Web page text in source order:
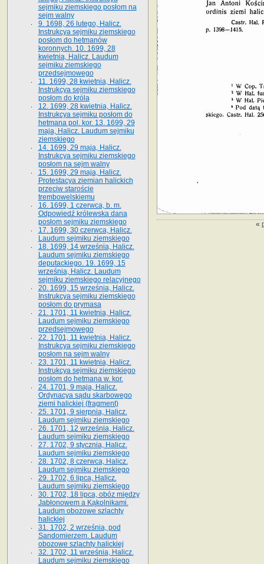
«
sejmiku ziemskiego posłom na
sejm walny
9. 1698, 26 lutego, Halicz.
Instrukcya sejmiku ziemskiego
posłom do hetmanów
koronnych. 10. 1699, 28
kwietnia, Halicz. Laudum
sejmiku ziemskiego
przedsejmowego
11. 1699, 28 kwietnia, Halicz.
Instrukcya sejmiku ziemskiego
posłom do króla
12. 1699, 28 kwietnia, Halicz.
Instrukcya sejmiku posłom do
hetmana pol. kor. 13. 1699, 29
maja, Halicz. Laudum sejmiku
ziemskiego
14. 1699, 29 maja, Halicz.
Instrukcya sejmiku ziemskiego
posłom na sejm walny
15. 1699, 29 maja, Halicz.
Protestacya ziemian halickich
przeciw staroście
trembowelskiemu
16. 1699, 1 czerwca, b. m.
Odpowiedź królewska dana
posłom sejmiku ziemskiego
17. 1699, 30 czerwca, Halicz.
Laudum sejmiku ziemskiego
18. 1699, 14 września, Halicz.
Laudum sejmiku ziemskiego
deputackiego. 19. 1699, 15
września, Halicz. Laudum
sejmiku ziemskiego relacyjnego
20. 1699, 15 września, Halicz.
Instrukcya sejmiku ziemskiego
posłom do prymasa
21. 1701, 11 kwietnia, Halicz.
Laudum sejmiku ziemskiego
przedsejmowego
22. 1701, 11 kwietnia, Halicz.
Instrukcya sejmiku ziemskiego
posłom na sejm walny
23. 1701, 11 kwietnia, Halicz.
Instrukcya sejmiku ziemskiego
posłom do hetmana w. kor.
24. 1701, 9 maja, Halicz.
Ordynacya sądu skarbowego
ziemi halickiej (fragment)
25. 1701, 9 sierpnia, Halicz.
Laudum sejmiku ziemskiego
26. 1701, 12 września, Halicz.
Laudum sejmiku ziemskiego
27. 1702, 9 stycznia, Halicz.
Laudum sejmiku ziemskiego
28. 1702, 8 czerwca, Halicz.
Laudum sejmiku ziemskiego
29. 1702, 6 lipca, Halicz.
Laudum sejmiku ziemskiego
30. 1702, 18 lipca, obóz między
Jabłonowem a Kąkolnikami.
Laudum obozowe szlachty
halickiej
31. 1702, 2 września, pod
Sandomierzem. Laudum
obozowe szlachty halickiej
32. 1702, 11 września, Halicz.
Laudum sejmiku ziemskiego